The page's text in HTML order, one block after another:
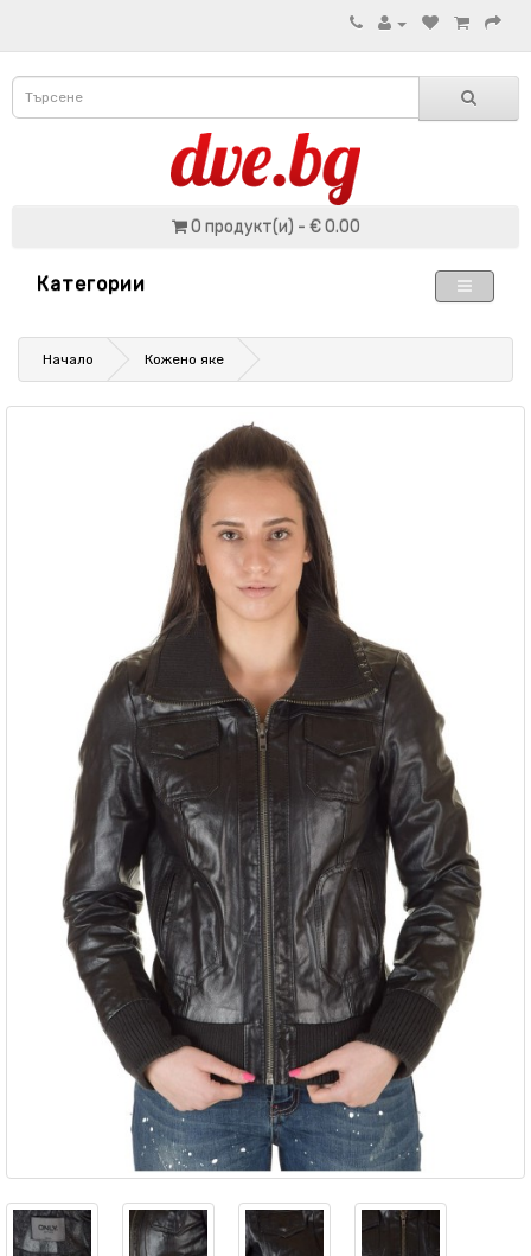
0 продукт(и) - € 0.00
Категории
Начало Кожено яке